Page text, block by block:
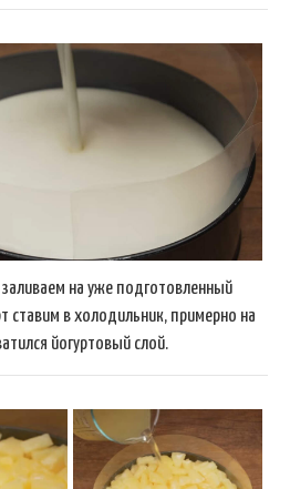
заливаем на уже подготовленный
ставим в холодильник, примерно на
йогуртовый слой.